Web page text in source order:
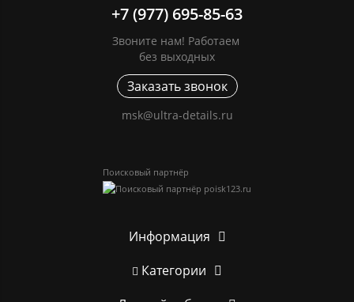
+7 (977) 695-85-63
Звоните нам! Работаем
без выходных
Заказать звонок
msk@ultra-details.ru
Поисковый партнёр
Информация
Категории